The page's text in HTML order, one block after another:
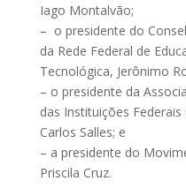
Iago Montalvão;
– o presidente do
da Rede Federal de
Tecnológica, Jerônimo
– o presidente da
das Instituições
Carlos Salles; e
– a presidente do
Priscila Cruz.